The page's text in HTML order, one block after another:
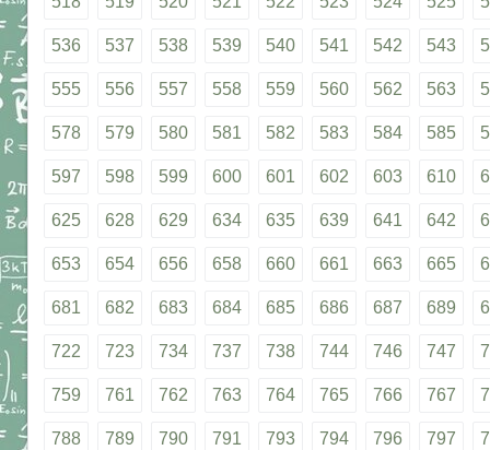
536 537 538 539 540 541 542 543
555 556 557 558 559 560 562 563
578 579 580 581 582 583 584 585
597 598 599 600 601 602 603 610
625 628 629 634 635 639 641 642
653 654 656 658 660 661 663 665
681 682 683 684 685 686 687 689
722 723 734 737 738 744 746 747
759 761 762 763 764 765 766 767
788 789 790 791 793 794 796 797